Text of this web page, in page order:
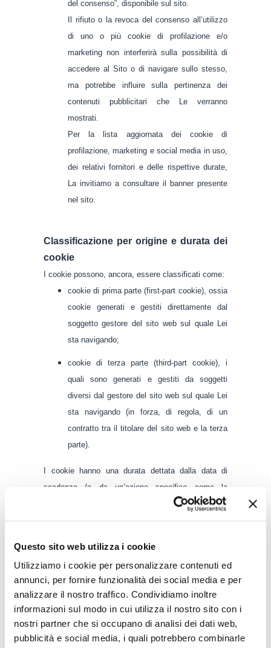
Questo sito web utilizza i cookie
Utilizziamo i cookie per personalizzare contenuti ed
annunci, per fornire funzionalità dei social media e per
analizzare il nostro traffico. Condividiamo inoltre
informazioni sul modo in cui utilizza il nostro sito con i
nostri partner che si occupano di analisi dei dati web,
pubblicità e social media, i quali potrebbero combinarle
del consenso”, disponibile sul sito.
Il rifiuto o la revoca del consenso all’utilizzo
di uno o più cookie di profilazione e/o
marketing non interferirà sulla possibilità di
accedere al Sito o di navigare sullo stesso,
ma potrebbe influire sulla pertinenza dei
contenuti pubblicitari che Le verranno
mostrati.
Per la lista aggiornata dei cookie di
profilazione, marketing e social media in uso,
dei relativi fornitori e delle rispettive durate,
La invitiamo a consultare il banner presente
nel sito.
Classificazione per origine e durata dei
cookie
I cookie possono, ancora, essere classificati come:
cookie di prima parte (first‑part cookie), ossia
cookie generati e gestiti direttamente dal
soggetto gestore del sito web sul quale Lei
sta navigando;
cookie di terza parte (third‑part cookie), i
quali sono generati e gestiti da soggetti
diversi dal gestore del sito web sul quale Lei
sta navigando (in forza, di regola, di un
contratto tra il titolare del sito web e la terza
parte).
I cookie hanno una durata dettata dalla data di
scadenza (o da un’azione specifica come la
chiusura del browser) impostata al momento
dell’installazione. I cookie possono essere:
sono utilizzati per archiviare informazioni
temporanee, consentono di collegare le
azioni eseguite durante una sessione
alla chiusura del browser;
permanenti (persistent cookie): sono utilizzati